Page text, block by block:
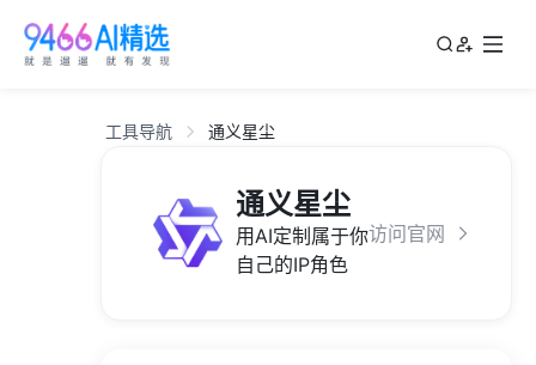
工具导航 通义星尘
通义星尘
用AI定制属于你
自己的IP角色
访问官网